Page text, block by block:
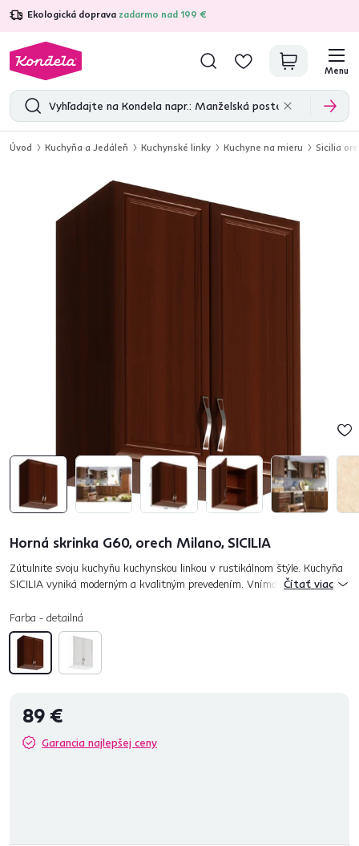
Ekologická doprava zadarmo nad 199 €
4,7 31 285overených produktových recenzií
Menu
Úvod Kuchyňa a Jedáleň Kuchynské linky Kuchyne na mieru Sicilia
Horná skrinka G60, orech Milano, SICILIA
Zútulnite svoju kuchyňu kuchynskou linkou v rustikálnom štýle. Kuchyňa
SICILIA vyniká moderným a kvalitným prevedením. Vnímajte jedinečnú
Čítať viac
Farba - detailná
89 €
Garancia najlepšej ceny